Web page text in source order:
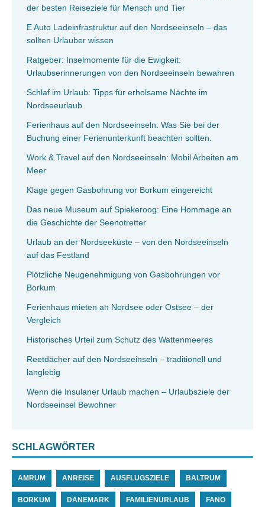
der besten Reiseziele für Mensch und Tier
E Auto Ladeinfrastruktur auf den Nordseeinseln – das
sollten Urlauber wissen
Ratgeber: Inselmomente für die Ewigkeit:
Urlaubserinnerungen von den Nordseeinseln bewahren
Schlaf im Urlaub: Tipps für erholsame Nächte im
Nordseeurlaub
Ferienhaus auf den Nordseeinseln: Was Sie bei der
Buchung einer Ferienunterkunft beachten sollten.
Work & Travel auf den Nordseeinseln: Mobil Arbeiten am
Meer
Klage gegen Gasbohrung vor Borkum eingereicht
Das neue Museum auf Spiekeroog: Eine Hommage an
die Geschichte der Seenotretter
Urlaub an der Nordseeküste – von den Nordseeinseln
auf das Festland
Plötzliche Neugenehmigung von Gasbohrungen vor
Borkum
Ferienhaus mieten an Nordsee oder Ostsee – der
Vergleich
Historisches Urteil zum Schutz des Wattenmeeres
Reetdächer auf den Nordseeinseln – traditionell und
langlebig
Wenn die Insulaner Urlaub machen – Urlaubsziele der
Nordseeinsel Bewohner
SCHLAGWÖRTER
AMRUM ANREISE AUSFLUGSZIELE BALTRUM
BORKUM DÄNEMARK FAMILIENURLAUB FANÖ